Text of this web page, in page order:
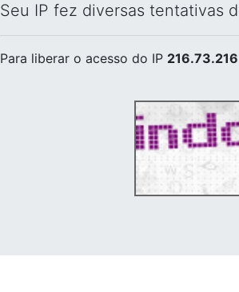
Seu IP fez diversas tentativas
Para liberar o acesso do IP